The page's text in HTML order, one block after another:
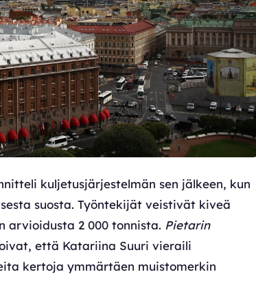
kuljetusjärjestelmän sen jälkeen, kun
suosta. Työntekijät veistivät kiveä
arvioidusta 2 000 tonnista. Pietarin
että Katariina Suuri vieraili
kertoja ymmärtäen muistomerkin